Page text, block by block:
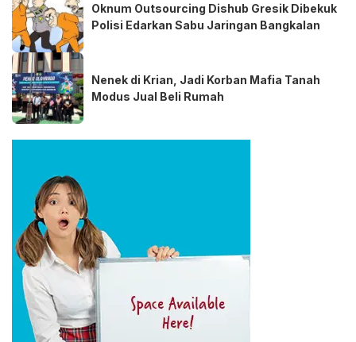
Oknum Outsourcing Dishub Gresik Dibekuk
Polisi Edarkan Sabu Jaringan Bangkalan
Nenek di Krian, Jadi Korban Mafia Tanah
Modus Jual Beli Rumah